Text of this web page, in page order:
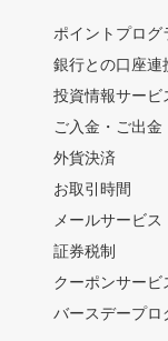
ポイントプログ
銀行との口座連
投資情報サービ
ご入金・ご出金
外貨決済
お取引時間
メールサービス
証券税制
クーポンサービ
バースデープロ